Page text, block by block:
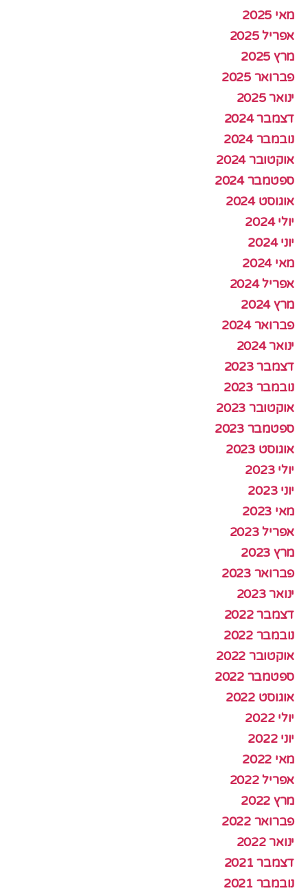
מאי 2025
אפריל 2025
מרץ 2025
פברואר 2025
ינואר 2025
דצמבר 2024
נובמבר 2024
אוקטובר 2024
ספטמבר 2024
אוגוסט 2024
יולי 2024
יוני 2024
מאי 2024
אפריל 2024
מרץ 2024
פברואר 2024
ינואר 2024
דצמבר 2023
נובמבר 2023
אוקטובר 2023
ספטמבר 2023
אוגוסט 2023
יולי 2023
יוני 2023
מאי 2023
אפריל 2023
מרץ 2023
פברואר 2023
ינואר 2023
דצמבר 2022
נובמבר 2022
אוקטובר 2022
ספטמבר 2022
אוגוסט 2022
יולי 2022
יוני 2022
מאי 2022
אפריל 2022
מרץ 2022
פברואר 2022
ינואר 2022
דצמבר 2021
נובמבר 2021